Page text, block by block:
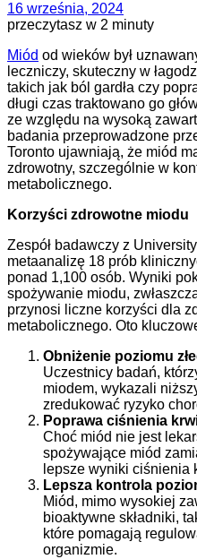
16 września, 2024
przeczytasz w 2 minuty
Miód od wieków był
leczniczy, skuteczny w
takich jak ból gardła czy
długi czas traktowano go
ze względu na wysoką
badania przeprowadzone
Toronto ujawniają, że miód
zdrowotny, szczególnie w
metabolicznego.
Korzyści zdrowotne miodu
Zespół badawczy z
metaanalizę 18 prób
ponad 1,100 osób. Wyniki
spożywanie miodu,
przynosi liczne korzyści dla
metabolicznego. Oto
Obniżenie poziomu
Uczestnicy badań,
miodem, wykazali
zredukować ryzyko
Poprawa ciśnienia
Choć miód nie jest
spożywające miód
lepsze wyniki ciśnienia
Lepsza kontrola
Miód, mimo wysokiej
bioaktywne składniki,
które pomagają
organizmie.